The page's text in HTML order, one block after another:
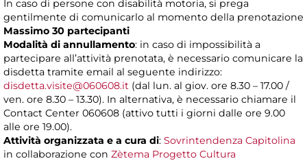
In caso di persone con disabilità motoria, si prega
gentilmente di comunicarlo al momento della prenotazione
Massimo 30 partecipanti
Modalità di annullamento: in caso di impossibilità a
partecipare all’attività prenotata, è necessario comunicare la
disdetta tramite email al seguente indirizzo:
disdetta.visite@060608.it (dal lun. al giov. ore 8.30 – 17.00 /
ven. ore 8.30 – 13.30). In alternativa, è necessario chiamare il
Contact Center 060608 (attivo tutti i giorni dalle ore 9.00
alle ore 19.00).
Attività organizzata e a cura di: Sovrintendenza Capitolina
in collaborazione con Zètema Progetto Cultura